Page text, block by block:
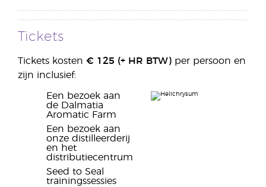
Tickets
Tickets kosten € 125 (+ HR BTW) per persoon en
zijn inclusief:
Een bezoek aan
de Dalmatia
Aromatic Farm
Een bezoek aan
onze distilleerderij
en het
distributiecentrum
Seed to Seal
trainingssessies